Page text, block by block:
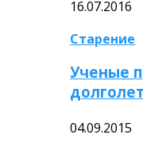
16.07.2016
Старение
Ученые
04.09.2015